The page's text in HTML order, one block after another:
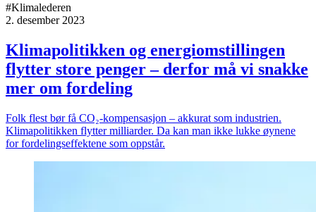
#Klimalederen
2. desember 2023
Klimapolitikken og energiomstillingen
flytter store penger – derfor må vi snakke
mer om fordeling
Folk flest bør få CO₂-kompensasjon – akkurat som industrien.
Klimapolitikken flytter milliarder. Da kan man ikke lukke øynene
for fordelingseffektene som oppstår.